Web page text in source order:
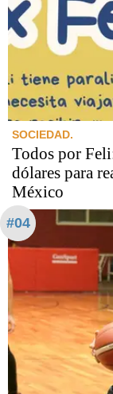
SOCIEDAD.
Todos por
dólares para
México
#04